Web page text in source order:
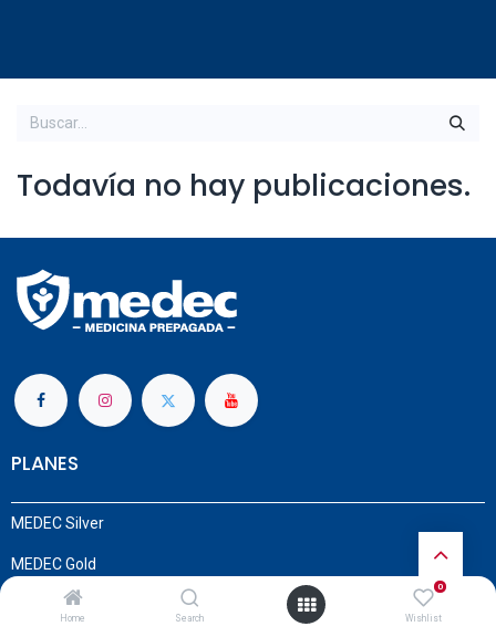
Home Search
0
Wishlist
Todavía no hay publicaciones.
PLANES
MEDEC Silver
MEDEC Gold
MEDEC Platinum